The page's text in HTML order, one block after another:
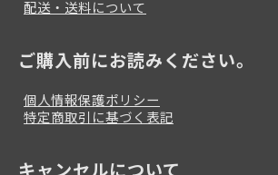
配送・送料について
ご購入前にお読みください。
個人情報保護ポリシー
特定商取引に基づく表記
キャンセルについて